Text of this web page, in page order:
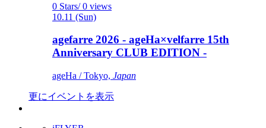
0 Stars/ 0 views
10.11 (Sun)
agefarre 2026 - ageHa×velfarre 15th
Anniversary CLUB EDITION -
ageHa / Tokyo, Japan
更にイベントを表示